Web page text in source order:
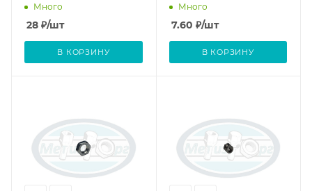
Много
28 ₽/шт
В КОРЗИНУ
Много
7.60 ₽/шт
В КОРЗИНУ